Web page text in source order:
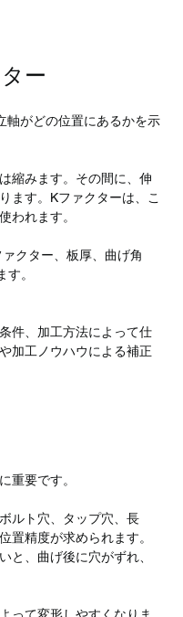
ー
軸がどの位置にあるかを示
縮みます。その間に、伸
ます。Kファクターは、こ
われます。
クター、板厚、曲げ角
。
件、加工方法によって仕
加工ノウハウによる補正
重要です。
ルト穴、タップ穴、長
置精度が求められます。
と、曲げ後に穴がずれ、
って変形しやすくなりま